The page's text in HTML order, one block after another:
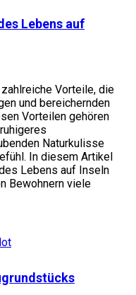
Lebens auf
Vorteile, die
und bereichernden
Vorteilen gehören
Naturkulisse
In diesem Artikel
Lebens auf Inseln
Bewohnern viele